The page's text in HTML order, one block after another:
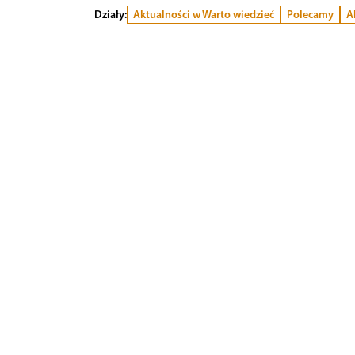
Działy: Aktualności w Warto wiedzieć Polecamy